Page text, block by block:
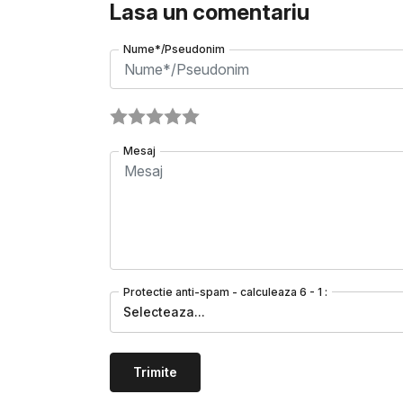
Lasa un comentariu
Nume*/Pseudonim
Mesaj
Protectie anti-spam - calculeaza 6 - 1 :
Selecteaza...
Trimite